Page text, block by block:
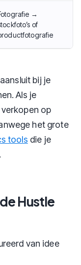
→
of
bij je
Als je
op
het grote
tools die je
Hustle
van idee